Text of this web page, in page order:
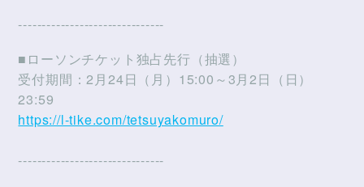
-------------------------------
■ローソンチケット独占先行（抽選）
受付期間：2月24日（月）15:00～3月2日（日）
23:59
https://l-tike.com/tetsuyakomuro/
-------------------------------